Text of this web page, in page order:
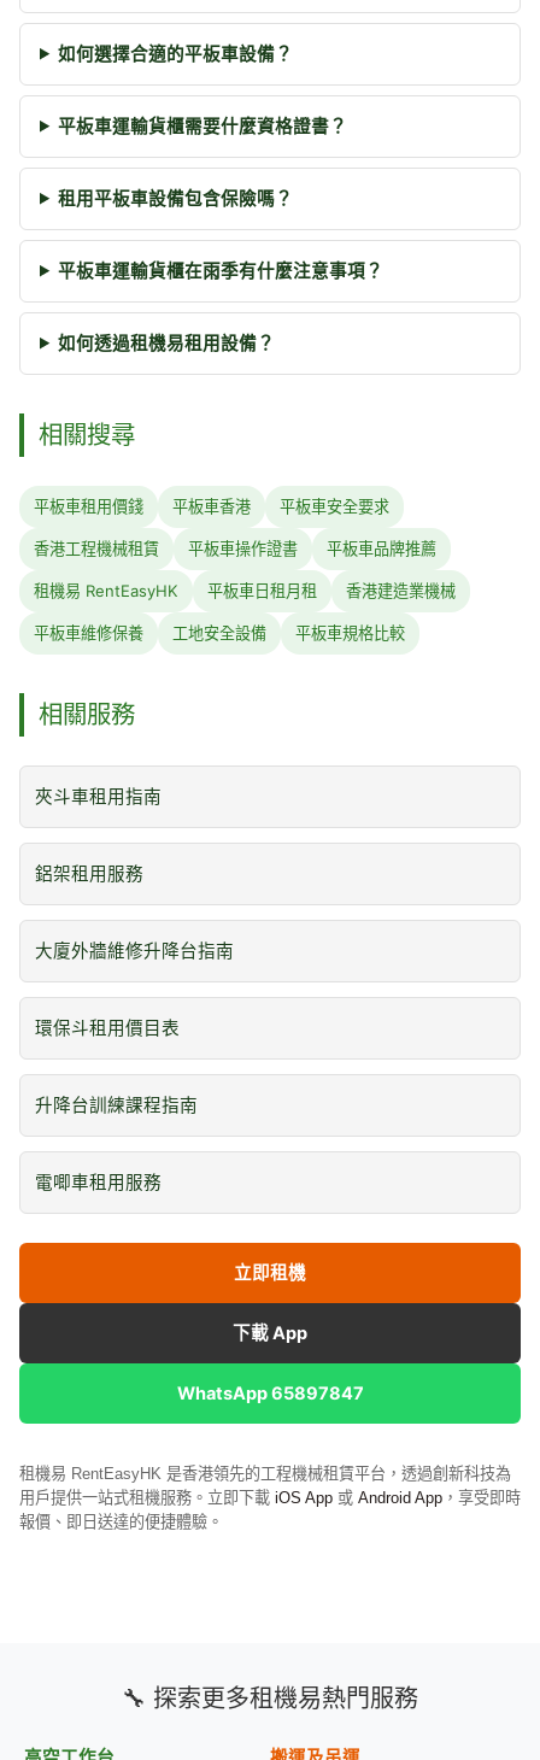
如何選擇合適的平板車設備？
平板車運輸貨櫃需要什麼資格證書？
租用平板車設備包含保險嗎？
平板車運輸貨櫃在雨季有什麼注意事項？
如何透過租機易租用設備？
相關搜尋
平板車租用價錢 平板車香港 平板車安全要求
香港工程機械租賃 平板車操作證書 平板車品牌推薦
租機易 RentEasyHK 平板車日租月租 香港建造業機械
平板車維修保養 工地安全設備 平板車規格比較
相關服務
夾斗車租用指南
鋁架租用服務
大廈外牆維修升降台指南
環保斗租用價目表
升降台訓練課程指南
電唧車租用服務
立即租機
下載 App
WhatsApp 65897847
租機易 RentEasyHK 是香港領先的工程機械租賃平台，透過創新科技為
用戶提供一站式租機服務。立即下載 iOS App 或 Android App ，享受即時
報價、即日送達的便捷體驗。
🔧 探索更多租機易熱門服務